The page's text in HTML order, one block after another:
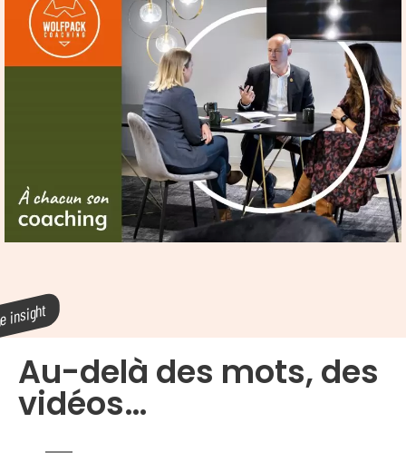
Au-delà des mots, des
vidéos…